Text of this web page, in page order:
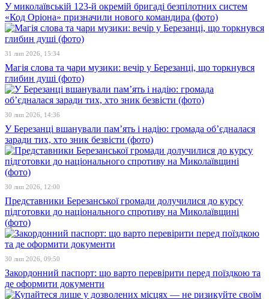
У миколаївській 123-й окремій бригаді безпілотних систем
«Код Оріона» призначили нового командира (фото)
31 лип 2026, 15:34
Магія слова та чари музики: вечір у Березанці, що торкнувся
глибин душі (фото)
30 лип 2026, 14:36
У Березанці вшанували пам’ять і надію: громада об’єдналася
заради тих, хто зник безвісти (фото)
30 лип 2026, 12:00
Представники Березанської громади долучилися до курсу
підготовки до національного спротиву на Миколаївщині
(фото)
30 лип 2026, 09:50
Закордонний паспорт: що варто перевірити перед поїздкою та
де оформити документи